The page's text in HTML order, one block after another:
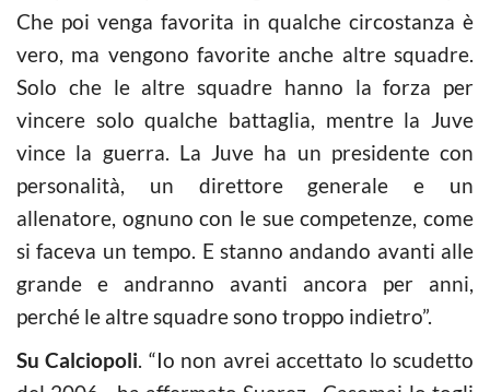
Che poi venga favorita in qualche circostanza è
vero, ma vengono favorite anche altre squadre.
Solo che le altre squadre hanno la forza per
vincere solo qualche battaglia, mentre la Juve
vince la guerra. La Juve ha un presidente con
personalità, un direttore generale e un
allenatore, ognuno con le sue competenze, come
si faceva un tempo. E stanno andando avanti alle
grande e andranno avanti ancora per anni,
perché le altre squadre sono troppo indietro”.
Su Calciopoli. “Io non avrei accettato lo scudetto